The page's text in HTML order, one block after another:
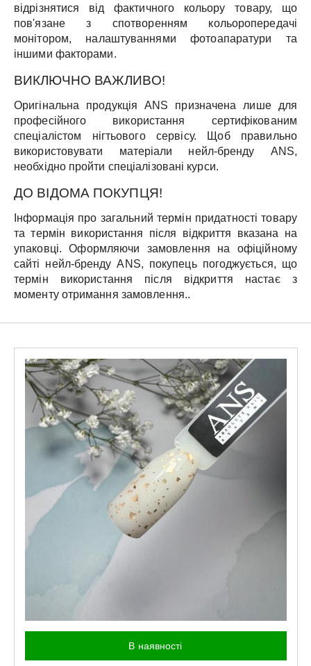
відрізнятися від фактичного кольору товару, що
пов'язане з спотворенням кольоропередачі
монітором, налаштуваннями фотоапаратури та
іншими факторами.
ВИКЛЮЧНО ВАЖЛИВО!
Оригінальна продукція ANS призначена лише для
професійного використання сертифікованим
спеціалістом нігтьового сервісу. Щоб правильно
використовувати матеріали нейл-бренду ANS,
необхідно пройти спеціалізовані курси.
ДО ВІДОМА ПОКУПЦЯ!
Інформація про загальний термін придатності товару
та термін використання після відкриття вказана на
упаковці. Оформляючи замовлення на офіційному
сайті нейл-бренду ANS, покупець погоджується, що
термін використання після відкриття настає з
моменту отримання замовлення..
В наявності